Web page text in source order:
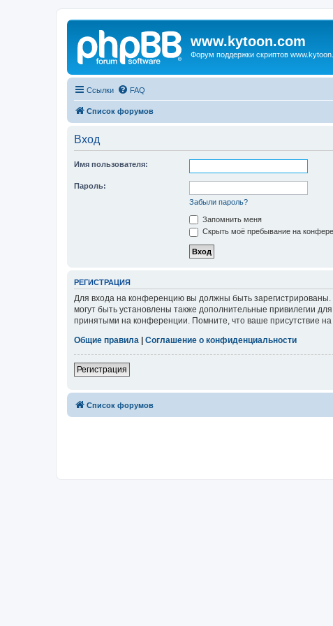
www.kytoon.com
Форум поддержки скриптов
Ссылки FAQ
Список форумов
Вход
Имя пользователя:
Пароль:
Забыли пароль?
Запомнить меня
Скрыть моё пребывание на
РЕГИСТРАЦИЯ
Для входа на конференцию вы должны быть зарегистрированы.
могут быть установлены также дополнительные привилегии
принятыми на конференции. Помните, что ваше присутствие
Общие правила
Соглашение о конфиденциальности
Регистрация
Список форумов